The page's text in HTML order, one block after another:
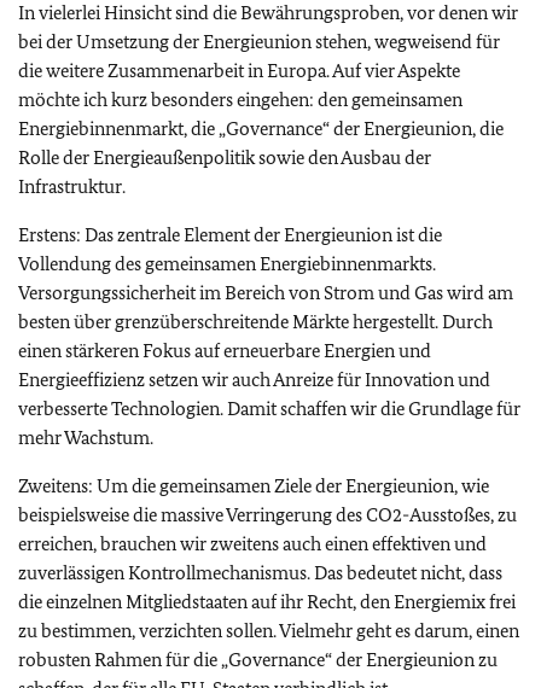
In vielerlei Hinsicht sind die Bewährungsproben, vor denen wir
bei der Umsetzung der Energieunion stehen, wegweisend für
die weitere Zusammenarbeit in Europa. Auf vier Aspekte
möchte ich kurz besonders eingehen: den gemeinsamen
Energiebinnenmarkt, die „Governance“ der Energieunion, die
Rolle der Energieaußenpolitik sowie den Ausbau der
Infrastruktur.
Erstens: Das zentrale Element der Energieunion ist die
Vollendung des gemeinsamen Energiebinnenmarkts.
Versorgungssicherheit im Bereich von Strom und Gas wird am
besten über grenzüberschreitende Märkte hergestellt. Durch
einen stärkeren Fokus auf erneuerbare Energien und
Energieeffizienz setzen wir auch Anreize für Innovation und
verbesserte Technologien. Damit schaffen wir die Grundlage für
mehr Wachstum.
Zweitens: Um die gemeinsamen Ziele der Energieunion, wie
beispielsweise die massive Verringerung des CO2-Ausstoßes, zu
erreichen, brauchen wir zweitens auch einen effektiven und
zuverlässigen Kontrollmechanismus. Das bedeutet nicht, dass
die einzelnen Mitgliedstaaten auf ihr Recht, den Energiemix frei
zu bestimmen, verzichten sollen. Vielmehr geht es darum, einen
robusten Rahmen für die „Governance“ der Energieunion zu